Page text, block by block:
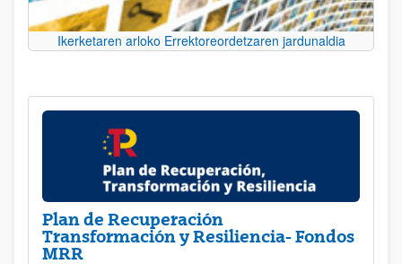
Ikerketaren arloko Errektoreordetzaren jardunaldia
Plan de Recuperación
Transformación y Resiliencia- Fondos
MRR